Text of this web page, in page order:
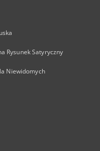
Rysunek Satyryczny
Niewidomych